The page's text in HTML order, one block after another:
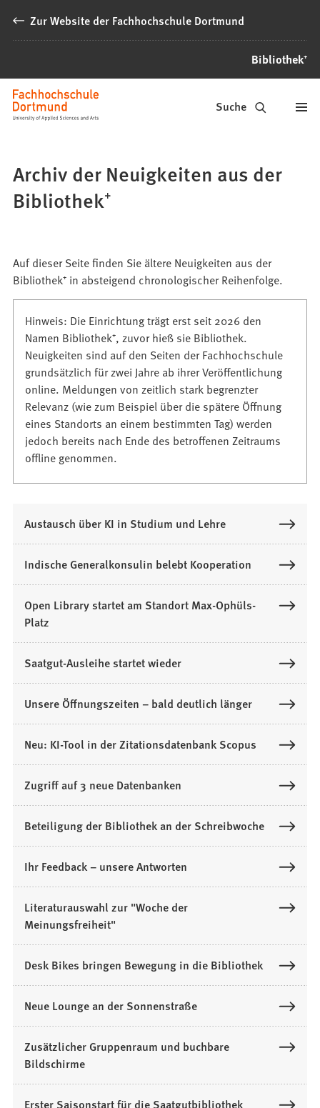
Inhalt anspringen
Zur Website der Fachhochschule Dortmund
Bibliothek⁺
Bibliothek⁺
Suche
Archiv der Neuigkeiten aus der
Bibliothek⁺
Auf dieser Seite finden Sie ältere Neuigkeiten aus der
Bibliothek⁺ in absteigend chronologischer Reihenfolge.
Hinweis: Die Einrichtung trägt erst seit 2026 den
Namen Bibliothek⁺, zuvor hieß sie Bibliothek.
Neuigkeiten sind auf den Seiten der Fachhochschule
grundsätzlich für zwei Jahre ab ihrer Veröffentlichung
online. Meldungen von zeitlich stark begrenzter
Relevanz (wie zum Beispiel über die spätere Öffnung
eines Standorts an einem bestimmten Tag) werden
jedoch bereits nach Ende des betroffenen Zeitraums
offline genommen.
Austausch über KI in Studium und Lehre
Indische Generalkonsulin belebt Kooperation
Open Library startet am Standort Max-Ophüls-
Platz
Saatgut-Ausleihe startet wieder
Unsere Öffnungszeiten – bald deutlich länger
Neu: KI-Tool in der Zitationsdatenbank Scopus
Zugriff auf 3 neue Datenbanken
Beteiligung der Bibliothek an der Schreibwoche
Ihr Feedback – unsere Antworten
Literaturauswahl zur "Woche der
Meinungsfreiheit"
Desk Bikes bringen Bewegung in die Bibliothek
Neue Lounge an der Sonnenstraße
Zusätzlicher Gruppenraum und buchbare
Bildschirme
Erster Saisonstart für die Saatgutbibliothek